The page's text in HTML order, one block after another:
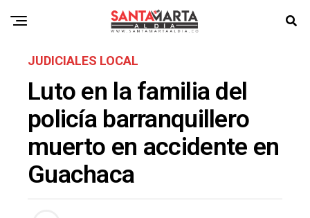
JUDICIALES LOCAL
Luto en la familia del
policía barranquillero
muerto en accidente en
Guachaca